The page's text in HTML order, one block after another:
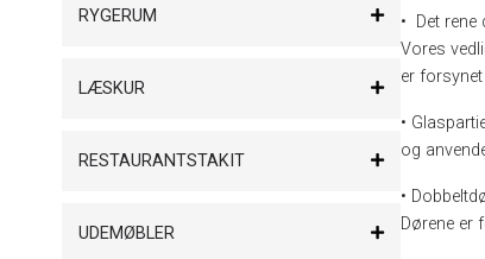
RYGERUM
LÆSKUR
RESTAURANTSTAKIT
UDEMØBLER
• Det
Vores
er
•
og
•
Dørene er